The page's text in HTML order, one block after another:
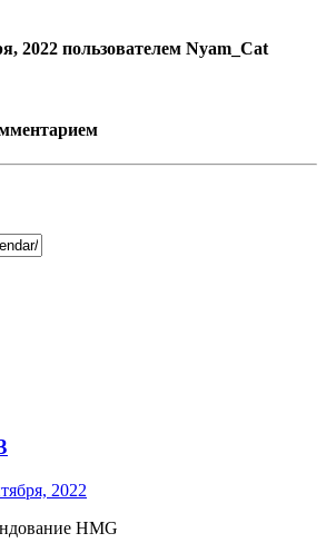
2022 пользователем Nyam_Cat
2022
HMG